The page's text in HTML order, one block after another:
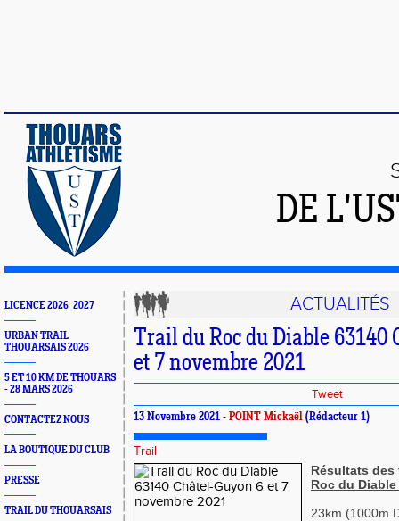
DE
LICENCE 2026_2027
URBAN TRAIL
THOUARSAIS 2026
5 ET 10 KM DE THOUARS
- 28 MARS 2026
CONTACTEZ NOUS
LA BOUTIQUE DU CLUB
PRESSE
TRAIL DU THOUARSAIS
ACTUALITÉS
Trail du Roc du Diable 63140
et 7 novembre 2021
Tweet
13 Novembre 2021 - POINT Mickaël (Rédacteur 1)
Trail
Résultats
Roc du
23km (1000m